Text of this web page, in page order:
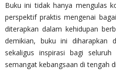
Buku ini tidak hanya mengulas
perspektif praktis mengenai
diterapkan dalam kehidupan
demikian, buku ini diharapkan
sekaligus inspirasi bagi
semangat kebangsaan di tengah